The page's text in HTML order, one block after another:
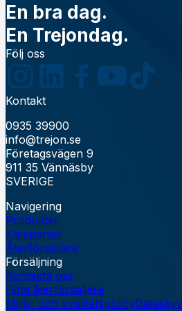
En bra dag.
En Trejondag.
Följ oss
Kontakt
0935 39900
info@trejon.se
Företagsvägen 9
911 35 Vännäsby
SVERIGE
Navigering
Produkter
Kampanjer
Återförsäljare
Försäljning
Kontakta oss
Hitta återförsäljare
Miljö- och kvalitetspolicy